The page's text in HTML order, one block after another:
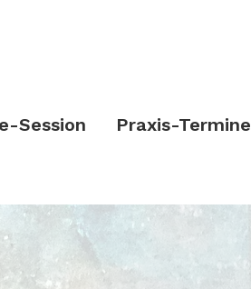
Session Praxis-Termine